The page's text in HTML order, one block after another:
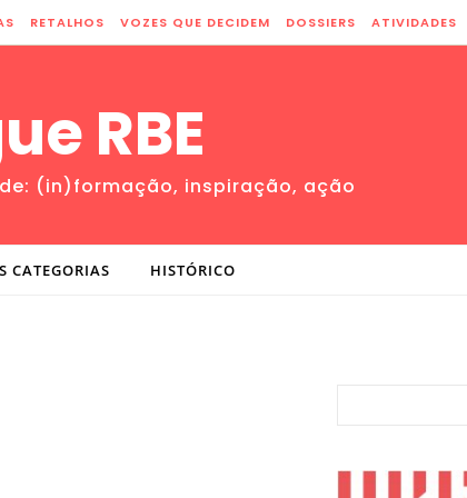
RETALHOS VOZES QUE DECIDEM DOSSIERS ATIVIDADES
RBE
(in)formação, inspiração, ação
CATEGORIAS HISTÓRICO